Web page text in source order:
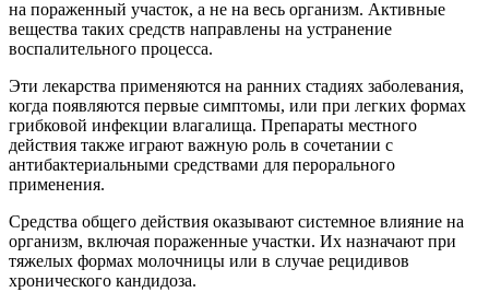
на пораженный участок, а не на весь организм. Активные
вещества таких средств направлены на устранение
воспалительного процесса.
Эти лекарства применяются на ранних стадиях заболевания,
когда появляются первые симптомы, или при легких формах
грибковой инфекции влагалища. Препараты местного
действия также играют важную роль в сочетании с
антибактериальными средствами для перорального
применения.
Средства общего действия оказывают системное влияние на
организм, включая пораженные участки. Их назначают при
тяжелых формах молочницы или в случае рецидивов
хронического кандидоза.